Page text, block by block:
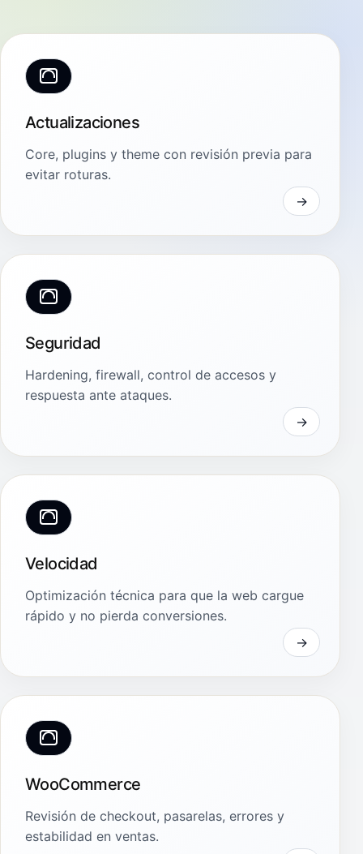
Actualizaciones
Core, plugins y theme con revisión previa para
evitar roturas.
Seguridad
Hardening, firewall, control de accesos y
respuesta ante ataques.
Velocidad
Optimización técnica para que la web cargue
rápido y no pierda conversiones.
WooCommerce
Revisión de checkout, pasarelas, errores y
estabilidad en ventas.